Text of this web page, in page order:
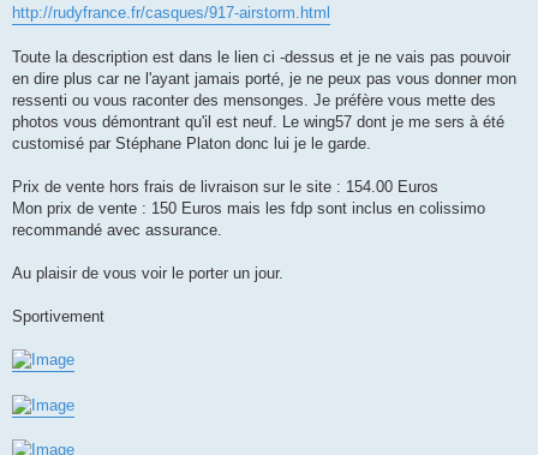
http://rudyfrance.fr/casques/917-airstorm.html
Toute la description est dans le lien ci -dessus et je ne vais pas pouvoir
en dire plus car ne l'ayant jamais porté, je ne peux pas vous donner mon
ressenti ou vous raconter des mensonges. Je préfère vous mette des
photos vous démontrant qu'il est neuf. Le wing57 dont je me sers à été
customisé par Stéphane Platon donc lui je le garde.
Prix de vente hors frais de livraison sur le site : 154.00 Euros
Mon prix de vente : 150 Euros mais les fdp sont inclus en colissimo
recommandé avec assurance.
Au plaisir de vous voir le porter un jour.
Sportivement